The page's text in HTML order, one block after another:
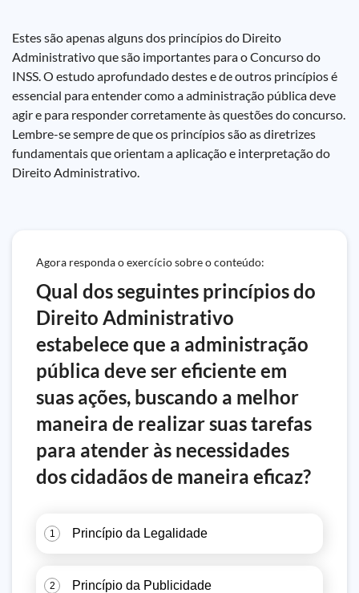
Estes são apenas alguns dos princípios do Direito
Administrativo que são importantes para o Concurso do
INSS. O estudo aprofundado destes e de outros princípios é
essencial para entender como a administração pública deve
agir e para responder corretamente às questões do concurso.
Lembre-se sempre de que os princípios são as diretrizes
fundamentais que orientam a aplicação e interpretação do
Direito Administrativo.
Agora responda o exercício sobre o conteúdo:
Qual dos seguintes princípios do
Direito Administrativo
estabelece que a administração
pública deve ser eficiente em
suas ações, buscando a melhor
maneira de realizar suas tarefas
para atender às necessidades
dos cidadãos de maneira eficaz?
1 Princípio da Legalidade
2 Princípio da Publicidade